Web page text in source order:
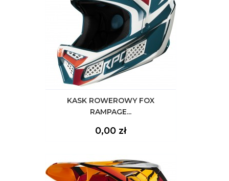
KASK ROWEROWY FOX
RAMPAGE...
Cena
0,00 zł